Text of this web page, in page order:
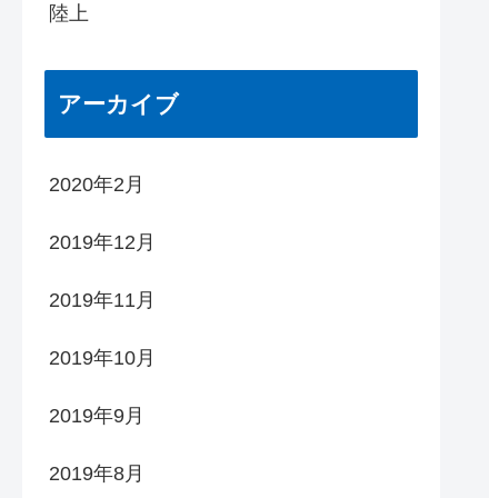
陸上
アーカイブ
2020年2月
2019年12月
2019年11月
2019年10月
2019年9月
2019年8月